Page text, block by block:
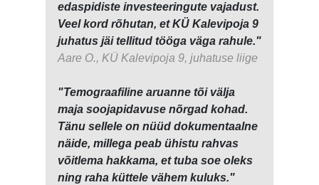
edaspidiste investeeringute vajadust.
Veel kord rõhutan, et KÜ Kalevipoja 9
juhatus jäi tellitud tööga väga rahule."
Aare O., KÜ Kalevipoja 9, juhatuse liige
"Temograafiline aruanne tõi välja
maja soojapidavuse nõrgad kohad.
Tänu sellele on nüüd dokumentaalne
näide, millega peab ühistu rahvas
võitlema hakkama, et tuba soe oleks
ning raha küttele vähem kuluks."